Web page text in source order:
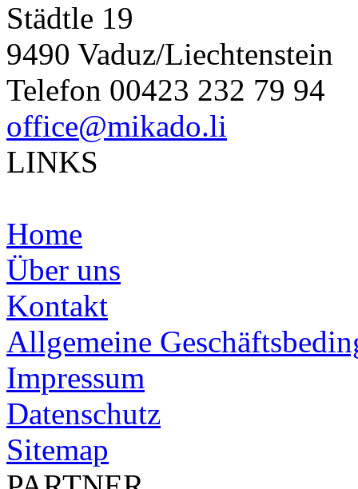
Städtle 19
9490 Vaduz/Liechtenstein
Telefon 00423 232 79 94
office@mikado.li
LINKS
Home
Über uns
Kontakt
Allgemeine
Impressum
Datenschutz
Sitemap